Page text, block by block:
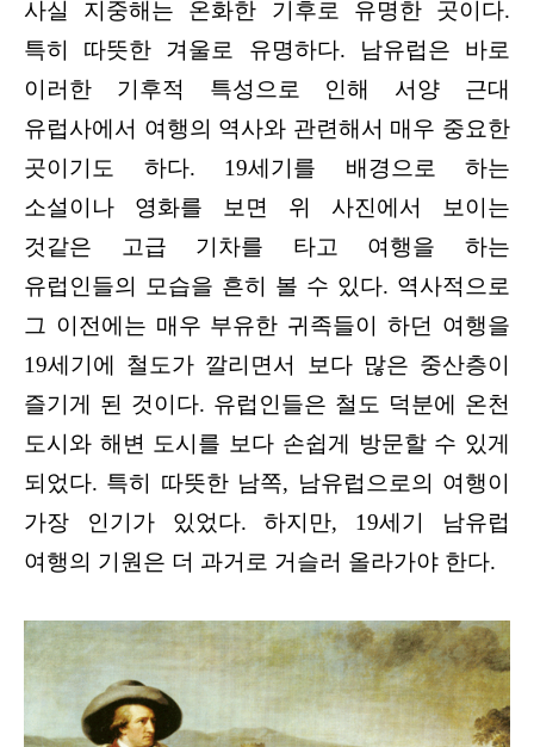
사실 지중해는 온화한 기후로 유명한 곳이다.
특히 따뜻한 겨울로 유명하다. 남유럽은 바로
이러한 기후적 특성으로 인해 서양 근대
유럽사에서 여행의 역사와 관련해서 매우 중요한
곳이기도 하다. 19세기를 배경으로 하는
소설이나 영화를 보면 위 사진에서 보이는
것같은 고급 기차를 타고 여행을 하는
유럽인들의 모습을 흔히 볼 수 있다. 역사적으로
그 이전에는 매우 부유한 귀족들이 하던 여행을
19세기에 철도가 깔리면서 보다 많은 중산층이
즐기게 된 것이다. 유럽인들은 철도 덕분에 온천
도시와 해변 도시를 보다 손쉽게 방문할 수 있게
되었다. 특히 따뜻한 남쪽, 남유럽으로의 여행이
가장 인기가 있었다. 하지만, 19세기 남유럽
여행의 기원은 더 과거로 거슬러 올라가야 한다.